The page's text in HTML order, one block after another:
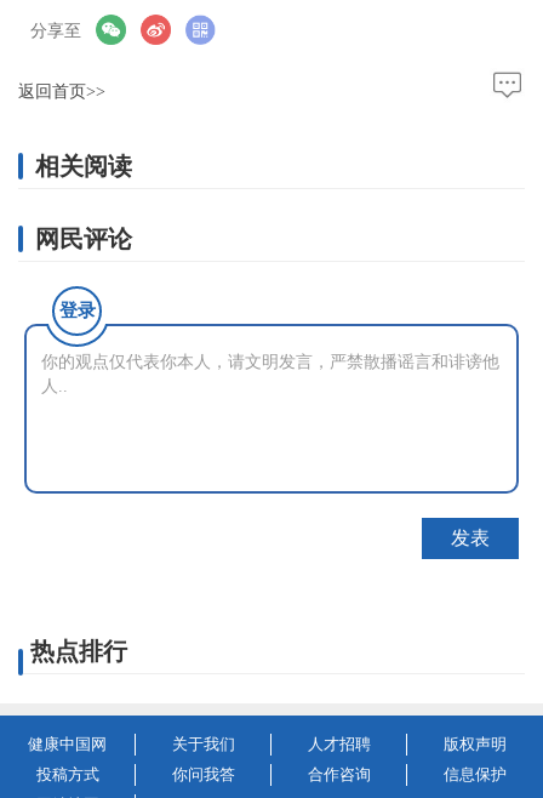
分享至
返回首页>>
相关阅读
网民评论
登录
热点排行
健康中国网 关于我们 人才招聘
版权声明
投稿方式
你问我答 合作咨询
信息保护